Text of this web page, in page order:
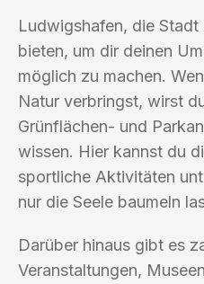
Ludwigshafen, die Stadt
bieten, um dir deinen
möglich zu machen.
Natur verbringst, wirst
Grünflächen- und
wissen. Hier kannst du
sportliche Aktivitäten
nur die Seele baumeln
Darüber hinaus gibt es
Veranstaltungen,